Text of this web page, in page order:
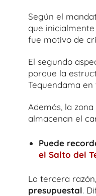
Según el
que
fue motivo de
El segundo
porque la
Tequendama
Además, la
almacenan el
Puede
el Salto del
La tercera
presupuestal.